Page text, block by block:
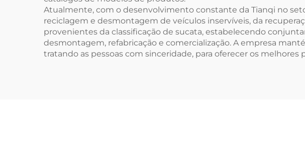
Atualmente, com o desenvolvimento constante da Tianqi no
reciclagem e desmontagem de veículos inservíveis, da
provenientes da classificação de sucata, estabelecendo
desmontagem, refabricação e comercialização. A empresa
tratando as pessoas com sinceridade, para oferecer os melhores